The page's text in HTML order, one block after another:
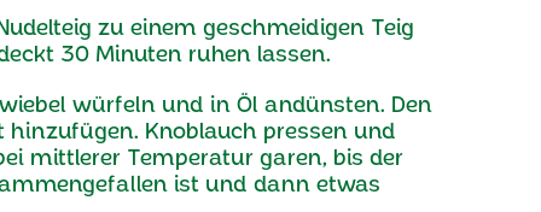
zu einem geschmeidigen Teig
30 Minuten ruhen lassen.
würfeln und in Öl andünsten. Den
hinzufügen. Knoblauch pressen und
mittlerer Temperatur garen, bis der
ist und dann etwas